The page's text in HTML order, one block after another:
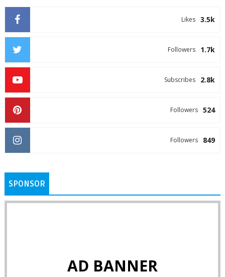
3.5k
Likes
1.7k
Followers
2.8k
Subscribes
524
Followers
849
Followers
SPONSOR
AD BANNER